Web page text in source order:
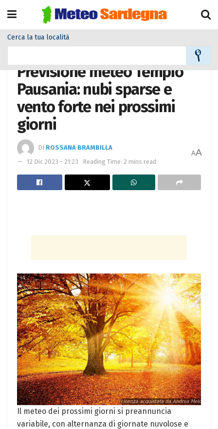
Cerca la tua località
Previsione meteo Tempio
Pausania: nubi sparse e
vento forte nei prossimi
giorni
DI ROSSANA BRAMBILLA
12 Dic 2023 - 21:23
Reading Time: 2 mins read
AA
Il meteo dei prossimi giorni si preannuncia
variabile, con alternanza di giornate nuvolose e